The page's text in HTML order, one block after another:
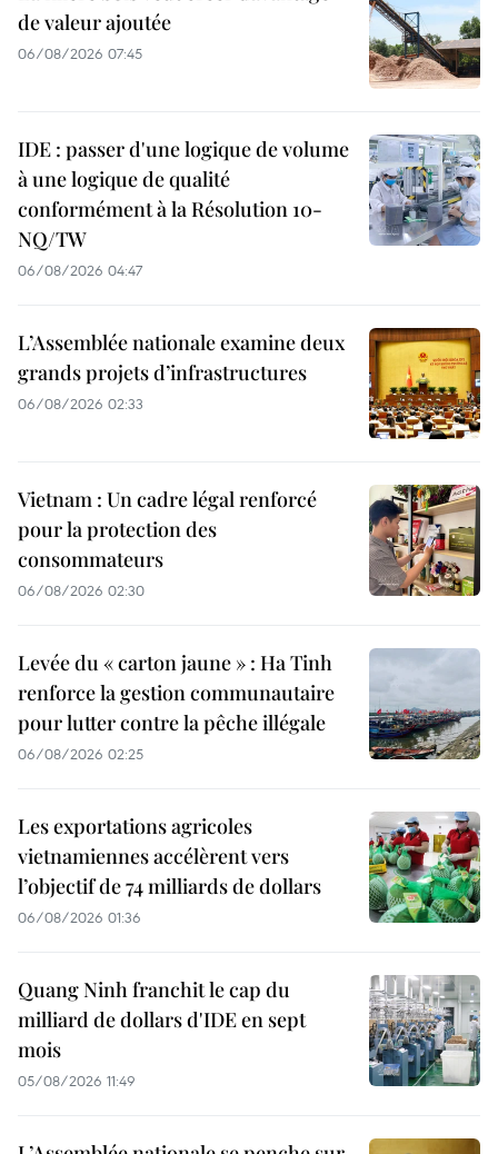
de valeur ajoutée
06/08/2026 07:45
IDE : passer d'une logique de volume
à une logique de qualité
conformément à la Résolution 10-
NQ/TW
06/08/2026 04:47
L’Assemblée nationale examine deux
grands projets d’infrastructures
06/08/2026 02:33
Vietnam : Un cadre légal renforcé
pour la protection des
consommateurs
06/08/2026 02:30
Levée du « carton jaune » : Ha Tinh
renforce la gestion communautaire
pour lutter contre la pêche illégale
06/08/2026 02:25
Les exportations agricoles
vietnamiennes accélèrent vers
l’objectif de 74 milliards de dollars
06/08/2026 01:36
Quang Ninh franchit le cap du
milliard de dollars d'IDE en sept
mois
05/08/2026 11:49